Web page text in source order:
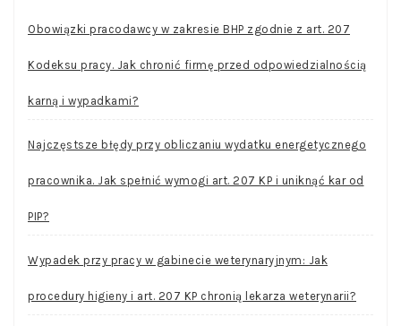
Obowiązki pracodawcy w zakresie BHP zgodnie z art. 207
Kodeksu pracy. Jak chronić firmę przed odpowiedzialnością
karną i wypadkami?
Najczęstsze błędy przy obliczaniu wydatku energetycznego
pracownika. Jak spełnić wymogi art. 207 KP i uniknąć kar od
PIP?
Wypadek przy pracy w gabinecie weterynaryjnym: Jak
procedury higieny i art. 207 KP chronią lekarza weterynarii?